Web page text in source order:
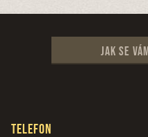
Jak se
Telefon